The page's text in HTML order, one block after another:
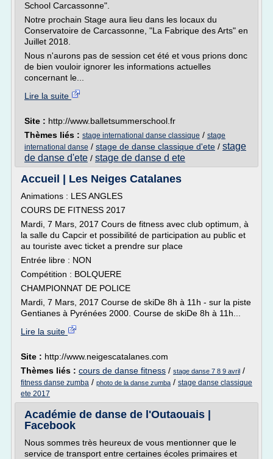
School Carcassonne".
Notre prochain Stage aura lieu dans les locaux du
Conservatoire de Carcassonne, "La Fabrique des Arts" en
Juillet 2018.
Nous n'aurons pas de session cet été et vous prions donc
de bien vouloir ignorer les informations actuelles
concernant le...
Lire la suite
Site : http://www.balletsummerschool.fr
Thèmes liés : stage international danse classique / stage
international danse / stage de danse classique d'ete / stage
de danse d'ete / stage de danse d ete
Accueil | Les Neiges Catalanes
Animations : LES ANGLES
COURS DE FITNESS 2017
Mardi, 7 Mars, 2017 Cours de fitness avec club optimum, à
la salle du Capcir et possibilité de participation au public et
au touriste avec ticket a prendre sur place
Entrée libre : NON
Compétition : BOLQUERE
CHAMPIONNAT DE POLICE
Mardi, 7 Mars, 2017 Course de skiDe 8h à 11h - sur la piste
Gentianes à Pyrénées 2000. Course de skiDe 8h à 11h...
Lire la suite
Site : http://www.neigescatalanes.com
Thèmes liés : cours de danse fitness / stage danse 7 8 9 avril /
fitness danse zumba / photo de la danse zumba / stage danse classique
ete 2017
Académie de danse de l'Outaouais |
Facebook
Nous sommes très heureux de vous mentionner que le
service de transport entre certaines écoles primaires et